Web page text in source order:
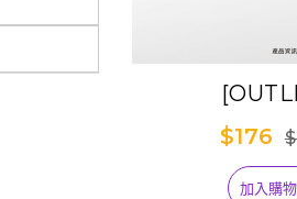
《
計畫
$176
加入購